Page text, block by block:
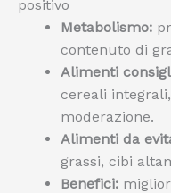
positivo
Metabolismo:
contenuto di
Alimenti
cereali
moderazione.
Alimenti da
grassi, cibi
Benefici: